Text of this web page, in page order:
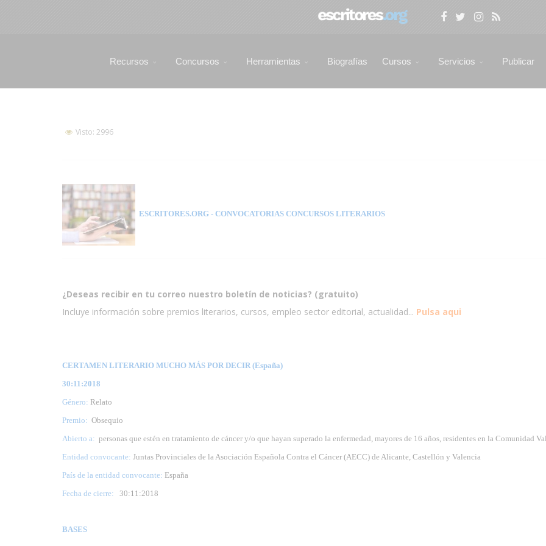
Recursos Concursos Herramientas Biografías Cursos Servicios Publicar
Visto: 2996
ESCRITORES.ORG - CONVOCATORIAS CONCURSOS LITERARIOS
¿Deseas recibir en tu correo nuestro boletín de noticias? (gratuito)
Incluye información sobre premios literarios, cursos, empleo sector editorial, actualidad... Pulsa aqui
CERTAMEN LITERARIO MUCHO MÁS POR DECIR (España)
30:11:2018
Género: Relato
Premio: Obsequio
Abierto a: personas que estén en tratamiento de cáncer y/o que hayan superado la enfermedad, mayores de 16 años, residentes en la Comunidad
Entidad convocante: Juntas Provinciales de la Asociación Española Contra el Cáncer (AECC) de Alicante, Castellón y Valencia
País de la entidad convocante: España
Fecha de cierre: 30:11:2018
BASES